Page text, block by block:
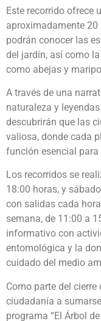
Este recorrido ofrece
aproximadamente
podrán conocer las
del jardín, así como
como abejas y
A través de una
naturaleza y
descubrirán que las
valiosa, donde cada
función esencial para
Los recorridos se
18:00 horas, y
con salidas cada
semana, de 11:00 a
informativo con
entomológica y la
cuidado del medio
Como parte del
ciudadanía a
programa “El Árbol